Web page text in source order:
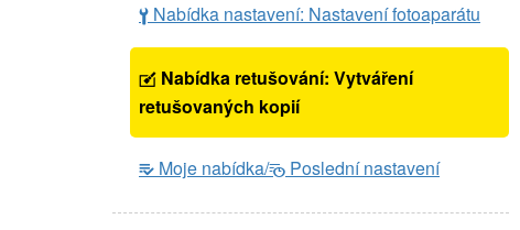
B Nabídka nastavení: Nastavení fotoaparátu
N Nabídka retušování: Vytváření
retušovaných kopií
O Moje nabídka/m Poslední nastavení